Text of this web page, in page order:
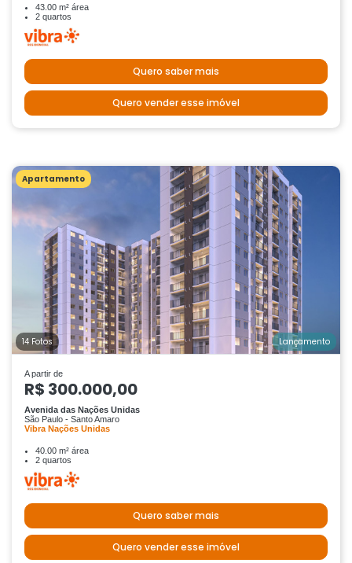
43.00 m² área
2 quartos
Quero saber mais
Quero vender esse imóvel
Apartamento
14 Fotos Lançamento
A partir de
R$ 300.000,00
Avenida das Nações Unidas
São Paulo - Santo Amaro
Vibra Nações Unidas
40.00 m² área
2 quartos
Quero saber mais
Quero vender esse imóvel